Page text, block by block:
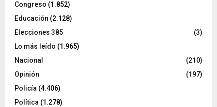
Congreso (1.852)
Educación (2.128)
Elecciones 385
(3)
Lo más leído (1.965)
Nacional
(210)
Opinión
(197)
Policía (4.406)
Política (1.278)